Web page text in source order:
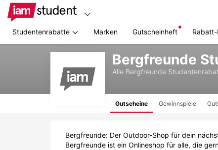
Studentenrabatte Marken Gutscheinheft
Bergfreunde
Alle Bergfreunde
Gutscheine Gewinnspiele
Bergfreunde: Der Outdoor-Shop für dein
Bergfreunde ist ein Onlineshop für alle, die